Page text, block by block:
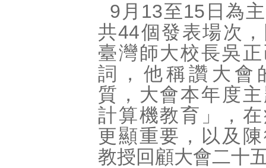
9月13至15日為
共44個發表場次
臺灣師大校長吳
詞，他稱讚大會
質，大會本年度
計算機教育」，
更顯重要，以及
教授回顧大會二十